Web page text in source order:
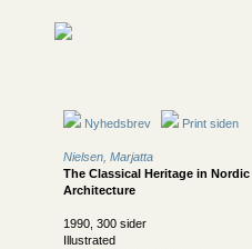
Nyhedsbrev Print siden
Nielsen, Marjatta
The Classical Heritage in
Architecture
1990, 300 sider
Illustrated